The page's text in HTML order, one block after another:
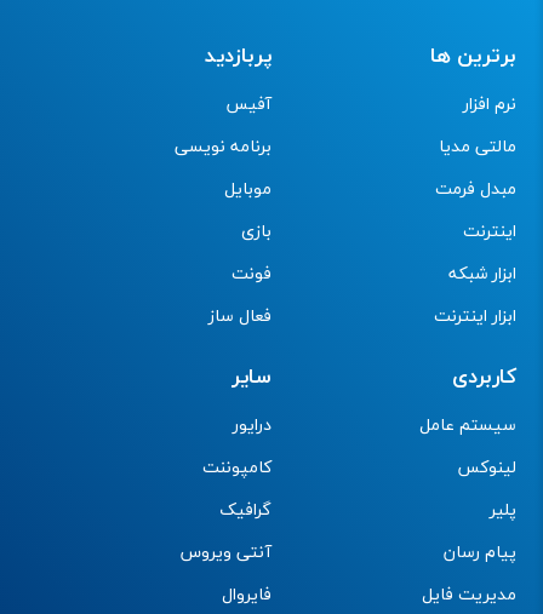
برترین ها
نرم افزار
مالتی مدیا
مبدل فرمت
اینترنت
ابزار شبکه
ابزار اینترنت
پربازدید
آفیس
برنامه نویسی
موبایل
بازی
فونت
فعال ساز
کاربردی
سیستم عامل
لینوکس
پلیر
پیام رسان
مدیریت فایل
سایر
درایور
کامپوننت
گرافیک
آنتی ویروس
فایروال